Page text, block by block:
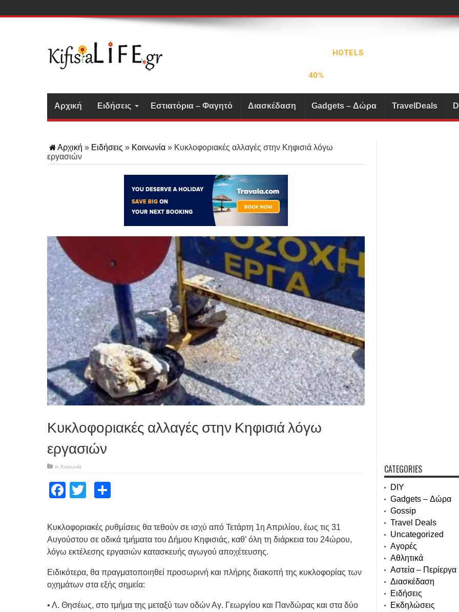
Αρχική Ειδήσεις Εστιατόρια – Φαγητό Διασκέδαση Gadgets – Δώρα TravelDeals
Αρχική » Ειδήσεις » Κοινωνία » Κυκλοφοριακές αλλαγές στην Κηφισιά λόγω
εργασιών
Κυκλοφοριακές αλλαγές στην Κηφισιά λόγω
εργασιών
in Κοινωνία
Facebook
Twitter
Κυκλοφοριακές ρυθμίσεις θα τεθούν σε ισχύ από Τετάρτη 1η Απριλίου, έως τις 31
Αυγούστου σε οδικά τμήματα του Δήμου Κηφισιάς, καθ’ όλη τη διάρκεια του 24ώρου,
λόγω εκτέλεσης εργασιών κατασκευής αγωγού αποχέτευσης.
Ειδικότερα, θα πραγματοποιηθεί προσωρινή και πλήρης διακοπή της κυκλοφορίας των
οχημάτων στα εξής σημεία:
• Λ. Θησέως, στο τμήμα της μεταξύ των οδών Αγ. Γεωργίου και Πανδώρας και στα δύο
CATEGORIES
DIY
Gadgets – Δώρα
Gossip
Travel Deals
Uncategorized
Αγορές
Αθλητικά
Αστεία – Περίεργα
Διασκέδαση
Ειδήσεις
Εκδηλώσεις